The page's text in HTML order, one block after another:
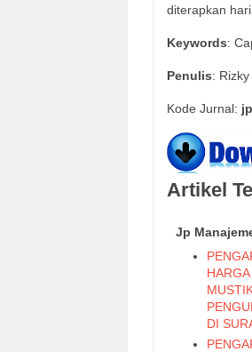
diterapkan
Keywords:
Penulis:
Kode Jurnal:
Artikel
Jp
DI